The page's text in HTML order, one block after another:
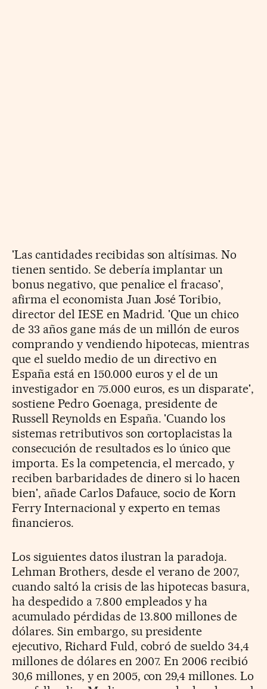
'Las cantidades recibidas son altísimas. No
tienen sentido. Se debería implantar un
bonus negativo, que penalice el fracaso',
afirma el economista Juan José Toribio,
director del IESE en Madrid. 'Que un chico
de 33 años gane más de un millón de euros
comprando y vendiendo hipotecas, mientras
que el sueldo medio de un directivo en
España está en 150.000 euros y el de un
investigador en 75.000 euros, es un disparate',
sostiene Pedro Goenaga, presidente de
Russell Reynolds en España. 'Cuando los
sistemas retributivos son cortoplacistas la
consecución de resultados es lo único que
importa. Es la competencia, el mercado, y
reciben barbaridades de dinero si lo hacen
bien', añade Carlos Dafauce, socio de Korn
Ferry Internacional y experto en temas
financieros.
Los siguientes datos ilustran la paradoja.
Lehman Brothers, desde el verano de 2007,
cuando saltó la crisis de las hipotecas basura,
ha despedido a 7.800 empleados y ha
acumulado pérdidas de 13.800 millones de
dólares. Sin embargo, su presidente
ejecutivo, Richard Fuld, cobró de sueldo 34,4
millones de dólares en 2007. En 2006 recibió
30,6 millones, y en 2005, con 29,4 millones. Lo